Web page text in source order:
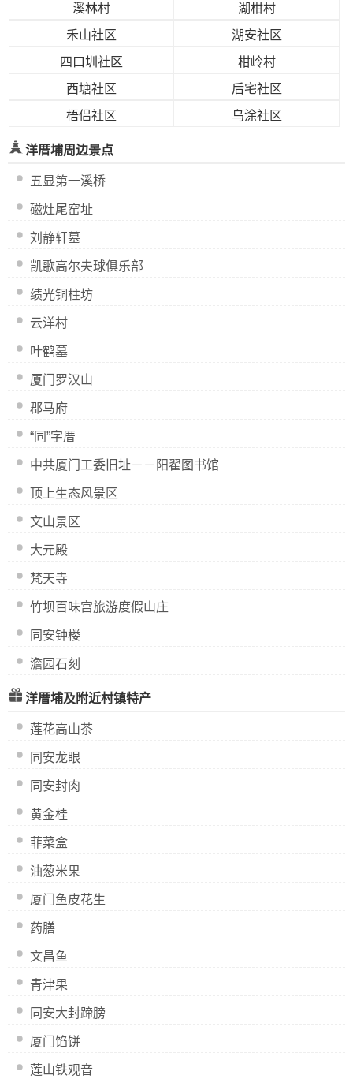
溪林村
湖柑村
禾山社区
湖安社区
四口圳社区
柑岭村
西塘社区
后宅社区
梧侣社区
乌涂社区
洋厝埔周边景点
五显第一溪桥
磁灶尾窑址
刘静轩墓
凯歌高尔夫球俱乐部
绩光铜柱坊
云洋村
叶鹤墓
厦门罗汉山
郡马府
“同”字厝
中共厦门工委旧址－－阳翟图书馆
顶上生态风景区
文山景区
大元殿
梵天寺
竹坝百味宫旅游度假山庄
同安钟楼
澹园石刻
洋厝埔及附近村镇特产
莲花高山茶
同安龙眼
同安封肉
黄金桂
菲菜盒
油葱米果
厦门鱼皮花生
药膳
文昌鱼
青津果
同安大封蹄膀
厦门馅饼
莲山铁观音